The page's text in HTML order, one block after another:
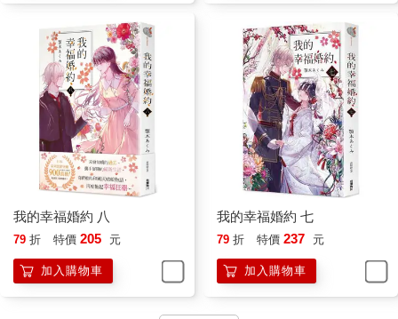
所以，為了不辜負這個名字，她必須表現得恰如其分。
美世抬頭挺胸地邁開步伐。一定不會有問題。清霞絕不可能背叛
她的心意。
踏出準備室的她，感受到迎面而來的和煦春風。
第一章 咒語
這陣子的早晨總是相當晴朗，透露出些許春日氣息。
不知來自何處、同時帶著春天的溫暖和幾分寒冷的乾燥空氣，在
房舍之間流竄，讓家中充滿令人昏昏欲睡的獨特暖意。
站在廚房裡的美世，以包巾將便當包裹好後，匆匆忙忙走到玄
今天的便當裡放了能讓人感受到春天的油菜和蜂斗菜，是她自信
我的幸福婚約 八
79 折 特價 205 元
加入購物車
我的幸福婚約 七
79 折 特價 237 元
加入購物車